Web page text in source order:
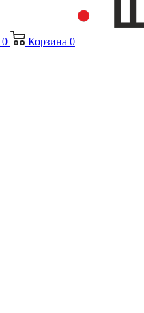
0 Корзина 0